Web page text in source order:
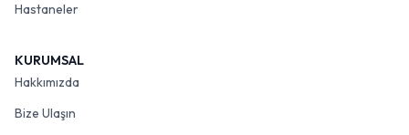
Hastaneler
KURUMSAL
Hakkımızda
Bize Ulaşın